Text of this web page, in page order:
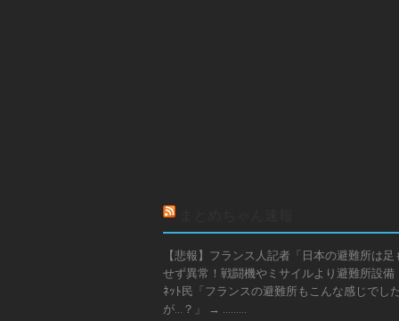
【悲報】フランス人記者「日本の避難所は足
せず異常！戦闘機やミサイルより避難所設
ﾈｯﾄ民「フランスの避難所もこんな感じでした
が…？」 → ………